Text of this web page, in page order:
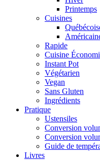
Printemps
Cuisines
Rapide
Cuisine
Instant Pot
Végétarien
Vegan
Sans Gluten
Ingrédients
Pratique
Ustensiles
Conversion
Conversion
Guide de
Livres